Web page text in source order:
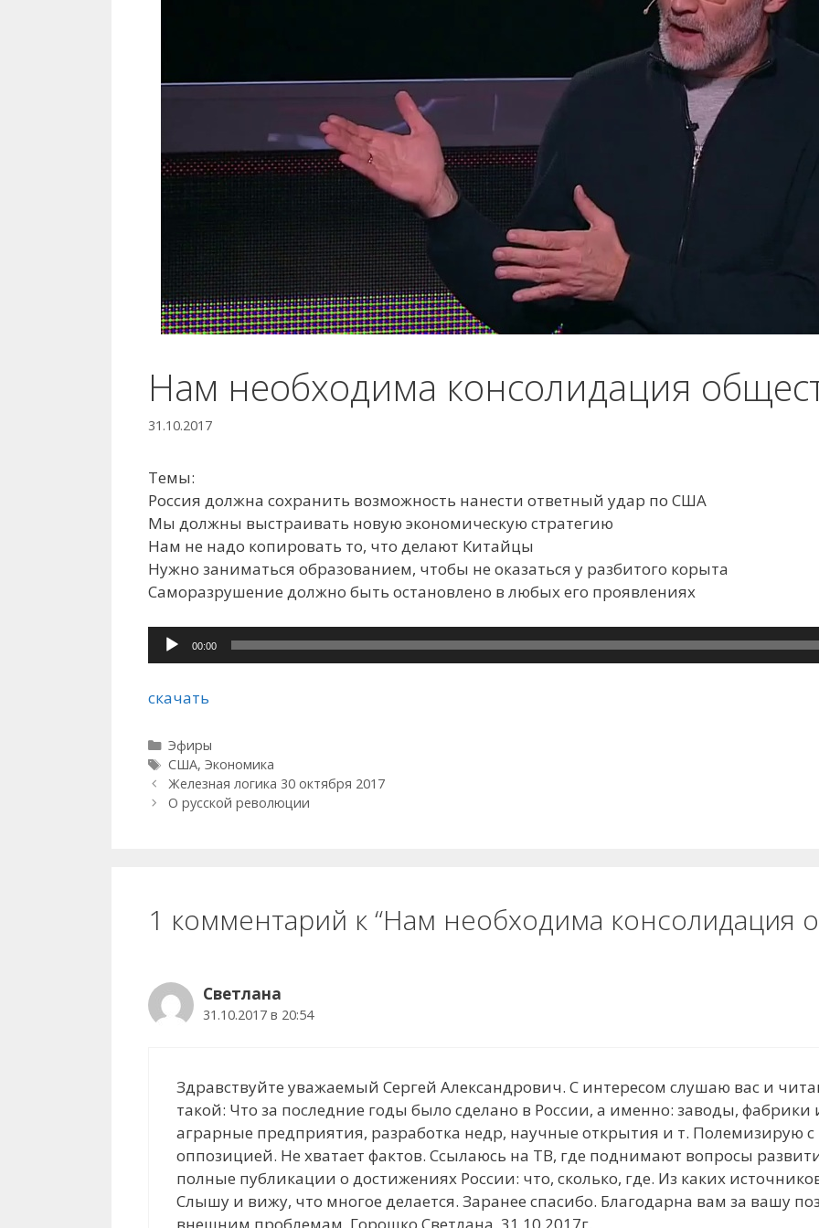
Нам необходима консолидация
31.10.2017
Темы:
Россия должна сохранить возможность нанести ответный удар по США
Мы должны выстраивать новую экономическую стратегию
Нам не надо копировать то, что делают Китайцы
Нужно заниматься образованием, чтобы не оказаться у разбитого корыта
Саморазрушение должно быть остановлено в любых его проявлениях
Аудиоплеер
00:00
скачать
Рубрики
Эфиры
Метки
США, Экономика
Железная логика 30 октября 2017
О русской революции
1 комментарий к “Нам необходима консолидация
Светлана
31.10.2017 в 20:54
Здравствуйте уважаемый Сергей Александрович. С интересом слушаю вас и
такой: Что за последние годы было сделано в России, а именно: заводы,
аграрные предприятия, разработка недр, научные открытия и т. Полемизирую
оппозицией. Не хватает фактов. Ссылаюсь на ТВ, где поднимают вопросы
полные публикации о достижениях России: что, сколько, где. Из каких
Слышу и вижу, что многое делается. Заранее спасибо. Благодарна вам за вашу